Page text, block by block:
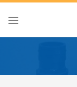
Skip